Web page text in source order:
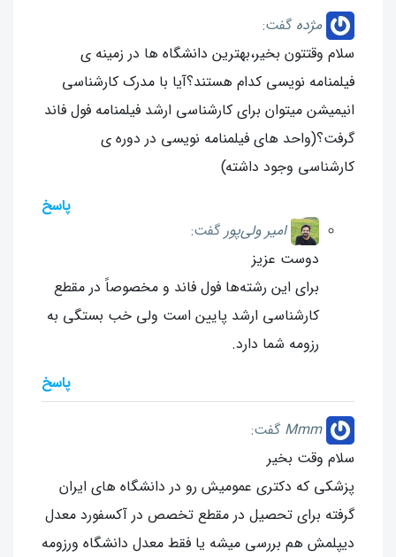
مژده گفت:
سلام وقتتون بخیر،بهترین دانشگاه ها در زمینه ی
فیلمنامه نویسی کدام هستند؟آیا با مدرک کارشناسی
انیمیشن میتوان برای کارشناسی ارشد فیلمنامه فول فاند
گرفت؟(واحد های فیلمنامه نویسی در دوره ی
کارشناسی وجود داشته)
پاسخ
امیر ولی‌پور گفت:
دوست عزیز
برای این رشته‌ها فول فاند و مخصوصاً در مقطع
کارشناسی ارشد پایین است ولی خب بستگی به
رزومه شما دارد.
پاسخ
Mmm گفت:
سلام وقت بخیر
پزشکی که دکتری عمومیش رو در دانشگاه های ایران
گرفته برای تحصیل در مقطع تخصص در آکسفورد معدل
دیپلمش هم بررسی میشه یا فقط معدل دانشگاه ورزومه